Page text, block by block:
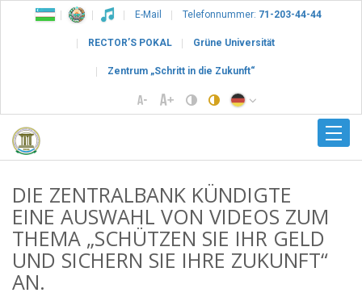
E-Mail Telefonnummer: 71-203-44-44
RECTOR’S POKAL Grüne Universität
Zentrum „Schritt in die Zukunft“
DIE ZENTRALBANK KÜNDIGTE
EINE AUSWAHL VON VIDEOS ZUM
THEMA „SCHÜTZEN SIE IHR GELD
UND SICHERN SIE IHRE ZUKUNFT“
AN.